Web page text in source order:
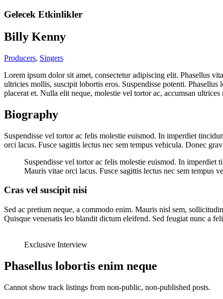
Gelecek Etkinlikler
Billy Kenny
Producers, Singers
Lorem ipsum dolor sit amet, consectetur adipiscing elit. Phasellus
ultricies mollis, suscipit lobortis eros. Suspendisse potenti.
placerat et. Nulla elit neque, molestie vel tortor ac, accumsan ultrices
Biography
Suspendisse vel tortor ac felis molestie euismod. In imperdiet
orci lacus. Fusce sagittis lectus nec sem tempus vehicula. Donec
Suspendisse vel tortor ac felis molestie euismod. In imperdiet
Mauris vitae orci lacus. Fusce sagittis lectus nec sem tempus
Cras vel suscipit nisi
Sed ac pretium neque, a commodo enim. Mauris nisl sem,
Quisque venenatis leo blandit dictum eleifend. Sed feugiat nunc a
Exclusive Interview
Phasellus lobortis enim neque
Cannot show track listings from non-public, non-published posts.